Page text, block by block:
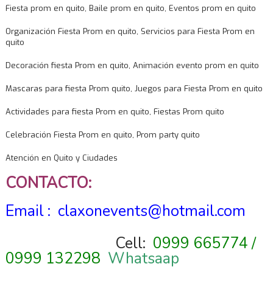
Fiesta prom en quito, Baile prom en quito, Eventos prom en quito
Organización Fiesta Prom en quito, Servicios para Fiesta Prom en
quito
Decoración fiesta Prom en quito, Animación evento prom en quito
Mascaras para fiesta Prom quito, Juegos para Fiesta Prom en quito
Actividades para fiesta Prom en quito, Fiestas Prom quito
Celebración Fiesta Prom en quito, Prom party quito
Atención en Quito y Ciudades
CONTACTO:
Email : claxonevents@hotmail.com
Cell: 0999 665774 /
0999 132298 Whatsaap